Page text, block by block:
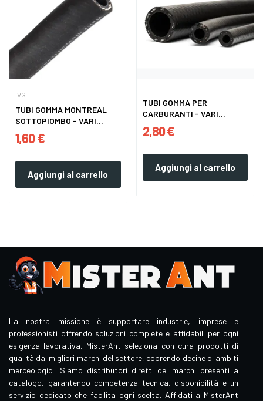
IVG
TUBI GOMMA MONTREAL
SOTTOPIOMBO - VARI
DIAMETRI
1,60 €
Aggiungi al carrello
TUBI GOMMA PER
CARBURANTI - VARI
DIAMETRI
2,80 €
Aggiungi al carrello
La nostra missione è supportare industrie, imprese e
professionisti offrendo soluzioni complete e affidabili per ogni
esigenza lavorativa. MisterAnt seleziona con cura prodotti di
qualità dai migliori marchi del settore, coprendo decine di ambiti
merceologici. Siamo distributori diretti dei marchi presenti a
catalogo, garantendo competenza tecnica, disponibilità e un
servizio dedicato che facilita ogni scelta. Affidati a MisterAnt